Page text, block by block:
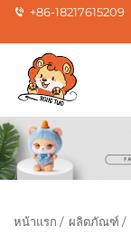
+86-18217615209
หน้าแรก / ผลิตภัณฑ์ /